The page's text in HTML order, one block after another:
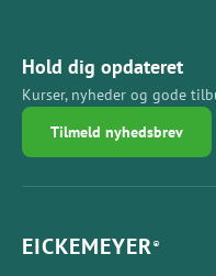
Hold dig opdateret
Kurser, nyheder og gode
Tilmeld nyhedsbrev
EICKEMEYER®